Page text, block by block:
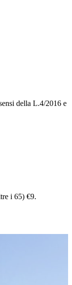
della L.4/2016 e
i 65) €9.